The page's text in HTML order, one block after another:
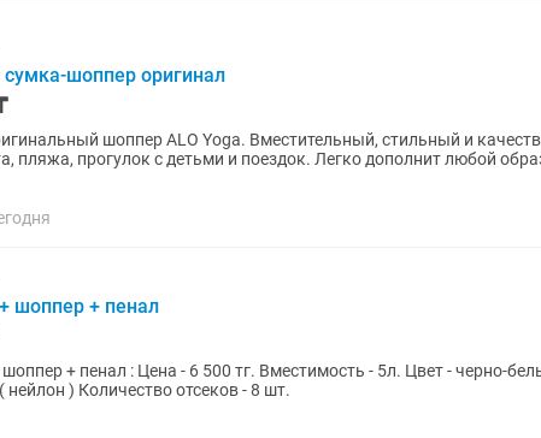
сумка-шоппер оригинал
шоппер ALO Yoga. Вместительный, стильный и
пляжа, прогулок с детьми и поездок. Легко дополнит любой
шоппер + пенал
+ пенал : Цена - 6 500 тг. Вместимость - 5л. Цвет - черно-
) Количество отсеков - 8 шт.